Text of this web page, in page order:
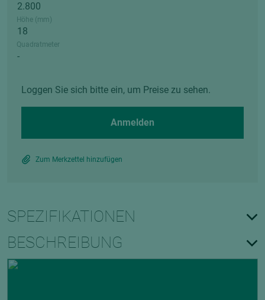
Höhe (mm)
Quadratmeter
Loggen Sie sich bitte ein, um Preise zu sehen.
Anmelden
Zum Merkzettel hinzufügen
SPEZIFIKATIONEN
BESCHREIBUNG